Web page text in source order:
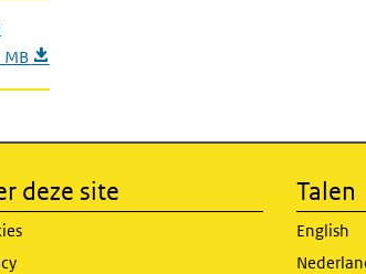
MB
deze site Talen
English